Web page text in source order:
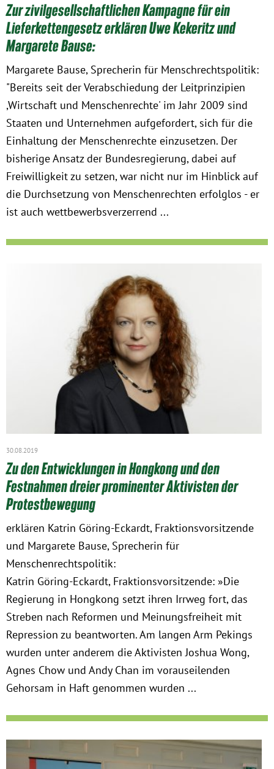
Zur zivilgesellschaftlichen Kampagne für ein
Lieferkettengesetz erklären Uwe Kekeritz und
Margarete Bause:
Margarete Bause, Sprecherin für Menschrechtspolitik:
"Bereits seit der Verabschiedung der Leitprinzipien
,Wirtschaft und Menschenrechte' im Jahr 2009 sind
Staaten und Unternehmen aufgefordert, sich für die
Einhaltung der Menschenrechte einzusetzen. Der
bisherige Ansatz der Bundesregierung, dabei auf
Freiwilligkeit zu setzen, war nicht nur im Hinblick auf
die Durchsetzung von Menschenrechten erfolglos - er
ist auch wettbewerbsverzerrend ...
30.08.2019
Zu den Entwicklungen in Hongkong und den
Festnahmen dreier prominenter Aktivisten der
Protestbewegung
erklären Katrin Göring-Eckardt, Fraktionsvorsitzende
und Margarete Bause, Sprecherin für
Menschenrechtspolitik:
Katrin Göring-Eckardt, Fraktionsvorsitzende: »Die
Regierung in Hongkong setzt ihren Irrweg fort, das
Streben nach Reformen und Meinungsfreiheit mit
Repression zu beantworten. Am langen Arm Pekings
wurden unter anderem die Aktivisten Joshua Wong,
Agnes Chow und Andy Chan im vorauseilenden
Gehorsam in Haft genommen wurden ...